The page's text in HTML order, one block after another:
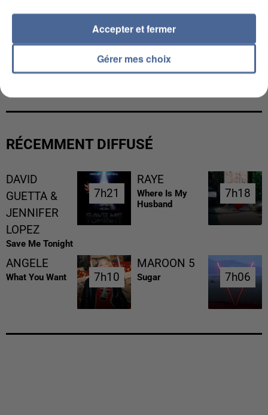
L’UN DES FONDATEURS SUPPOSÉS DE LA DZ
RÉCEMMENT DIFFUSÉ
DAVID
GUETTA &
JENNIFER
LOPEZ
Save Me Tonight
7h21
7h21
RAYE
Where Is My
Husband
7h18
7h18
ANGELE
What You Want 7h10
7h10
MAROON 5
Sugar 7h06
7h06
Gérer mes choix
Accepter et fermer